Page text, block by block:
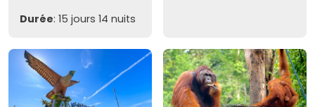
Durée: 15 jours 14 nuits